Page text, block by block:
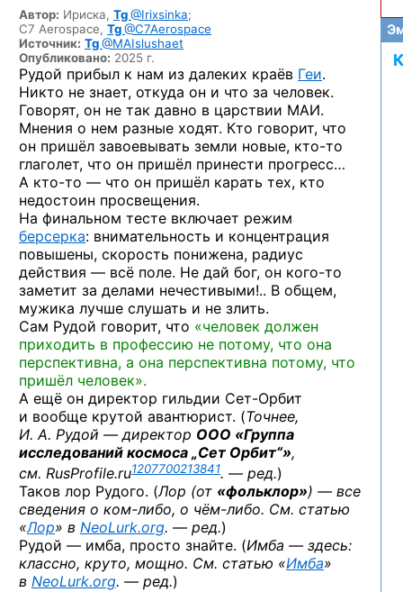
Автор: Ириска, Tg@Irixsinka;
C7 Aerospace, Tg@C7Aerospace
Источник: Tg@MAIslushaet
Опубликовано: 2025 г.
Рудой прибыл к нам из далеких краёв Геи.
Никто не знает, откуда он и что за человек.
Говорят, он не так давно в царствии МАИ.
Мнения о нем разные ходят. Кто говорит, что
он пришёл завоевывать земли новые, кто-то
глаголет, что он пришёл принести прогресс…
А кто-то — что он пришёл карать тех, кто
недостоин просвещения.
На финальном тесте включает режим
берсерка: внимательность и концентрация
повышены, скорость понижена, радиус
действия — всё поле. Не дай бог, он кого-то
заметит за делами нечестивыми!.. В общем,
мужика лучше слушать и не злить.
Сам Рудой говорит, что «человек должен
приходить в профессию не потому, что она
перспективна, а она перспективна потому, что
пришёл человек».
А ещё он директор гильдии Сет-Орбит
и вообще крутой авантюрист. (Точнее,
И. А. Рудой — директор ООО «Группа
исследований космоса „Сет Орбит“»,
см. RusProfile.ru1207700213841. — ред.)
Таков лор Рудого. (Лор (от «фольклор») — все
сведения о ком-либо, о чём-либо. См. статью
«Лор» в NeoLurk.org. — ред.)
Рудой — имба, просто знайте. (Имба — здесь:
классно, круто, мощно. См. статью «Имба»
в NeoLurk.org. — ред.)